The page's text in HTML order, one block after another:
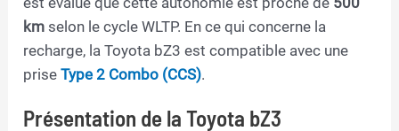
km selon le cycle WLTP. En ce qui concerne la
recharge, la Toyota bZ3 est compatible avec une
priseType 2 Combo (CCS).
Présentation de la Toyota bZ3